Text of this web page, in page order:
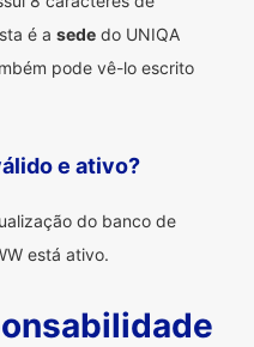
é a sede do UNIQA
pode vê-lo escrito
e ativo?
do banco de
está ativo.